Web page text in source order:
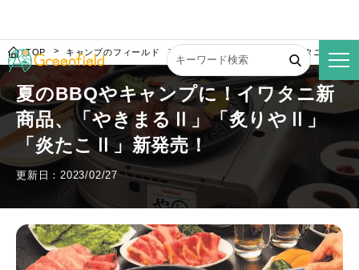
TOP キャンプのフィールド 夏のBBQやキャンプに！イワタニ新商
夏のBBQやキャンプに！イワタニ新
商品、「やきまるⅡ」「炙りやⅡ」
「炎たこⅡ」新発売！
更新日：2023/02/27